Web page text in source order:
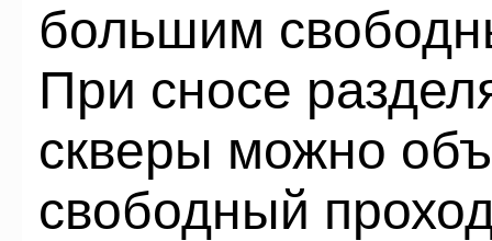
большим
При сносе
скверы можно
свободный